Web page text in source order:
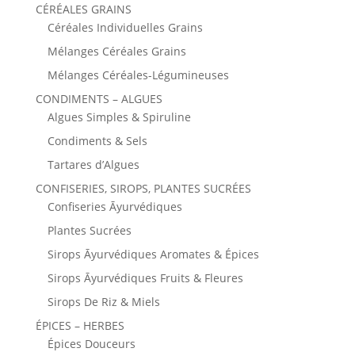
CÉRÉALES GRAINS
Céréales Individuelles Grains
Mélanges Céréales Grains
Mélanges Céréales-Légumineuses
CONDIMENTS – ALGUES
Algues Simples & Spiruline
Condiments & Sels
Tartares d’Algues
CONFISERIES, SIROPS, PLANTES SUCRÉES
Confiseries Āyurvédiques
Plantes Sucrées
Sirops Āyurvédiques Aromates & Épices
Sirops Āyurvédiques Fruits & Fleures
Sirops De Riz & Miels
ÉPICES – HERBES
Épices Douceurs